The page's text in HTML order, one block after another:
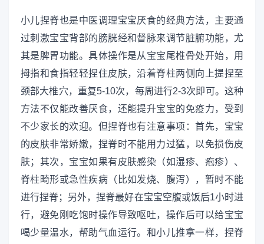
小儿捏脊也是中医调理宝宝厌食的经典方法，主要通
过刺激宝宝背部的膀胱经和督脉来调节脏腑功能，尤
其是脾胃功能。具体操作是从宝宝尾椎骨处开始，用
拇指和食指轻轻捏住皮肤，沿着脊柱两侧向上提捏至
颈部大椎穴，重复5-10次，每周进行2-3次即可。这种
方法不仅能改善厌食，还能提升宝宝的免疫力，受到
不少家长的欢迎。但捏脊也有注意事项：首先，宝宝
的皮肤非常娇嫩，捏脊时不能用力过猛，以免损伤皮
肤；其次，宝宝如果有皮肤感染（如湿疹、疱疹）、
脊柱畸形或急性疾病（比如发烧、腹泻），暂时不能
进行捏脊；另外，捏脊最好在宝宝空腹或饭后1小时进
行，避免刚吃饱时操作导致呕吐，操作后可以给宝宝
喝少量温水，帮助气血运行。和小儿推拿一样，捏脊